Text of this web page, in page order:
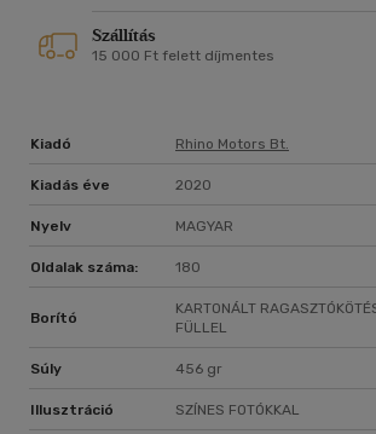
Szállítás
15 000 Ft felett díjmentes
Kiadó Rhino Motors Bt.
Kiadás éve 2020
Nyelv MAGYAR
Oldalak száma: 180
Borító
KARTONÁLT
FÜLLEL
Súly 456 gr
Illusztráció SZÍNES FOTÓKKAL